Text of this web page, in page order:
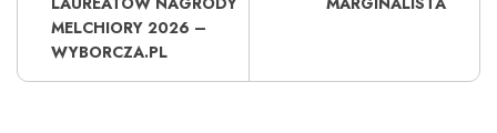
MELCHIORY 2026 –
WYBORCZA.PL